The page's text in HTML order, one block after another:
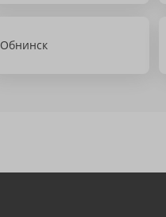
Обнинск